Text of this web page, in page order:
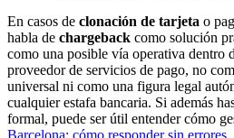
En casos de clonación de tarjeta o
habla de chargeback como solución
como una posible vía operativa dentro
proveedor de servicios de pago, no
universal ni como una figura legal
cualquier estafa bancaria. Si además
formal, puede ser útil entender cómo